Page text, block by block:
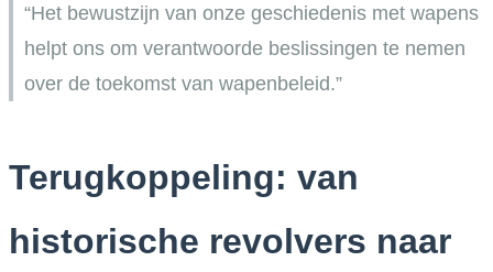
“Het bewustzijn van onze geschiedenis met wapens
helpt ons om verantwoorde beslissingen te nemen
over de toekomst van wapenbeleid.”
Terugkoppeling: van
historische revolvers naar